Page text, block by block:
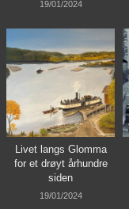
19/01/2024
Livet langs Glomma
for et drøyt århundre
siden
19/01/2024